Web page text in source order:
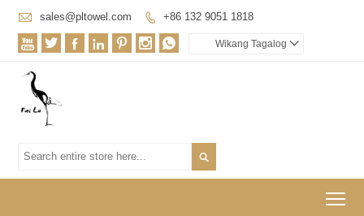
 sales@pltowel.com  +86 132 9051 1818
       Wikang Tagalog 
